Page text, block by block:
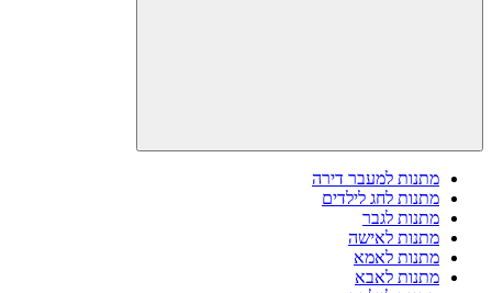
מתנות למעבר דירה
מתנות לחג לילדים
מתנות לגבר
מתנות לאישה
מתנות לאמא
מתנות לאבא